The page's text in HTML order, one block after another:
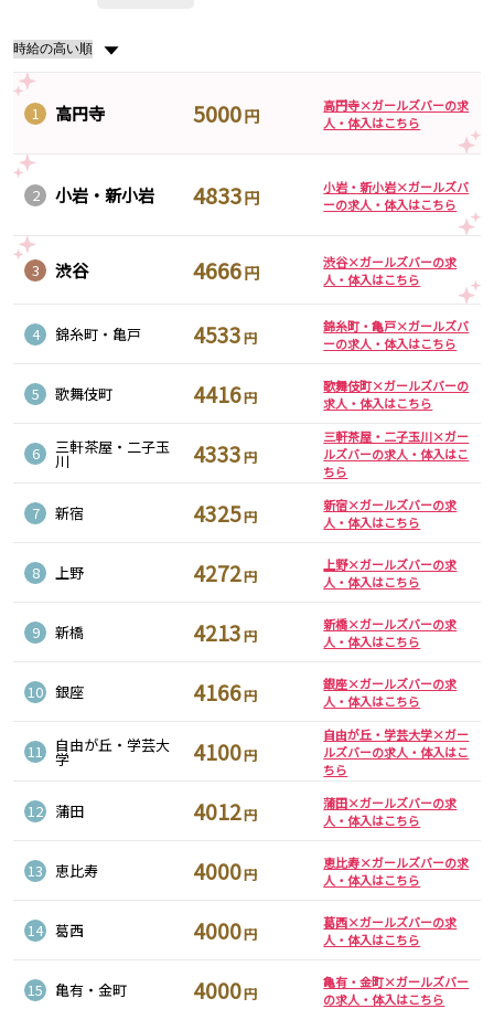
▼
1 高円寺 5000円
高円寺×ガールズバーの求
人・体入はこちら
2 小岩・新小岩 4833円
小岩・新小岩×ガールズバ
ーの求人・体入はこちら
3 渋谷 4666円
渋谷×ガールズバーの求
人・体入はこちら
4 錦糸町・亀戸 4533円
錦糸町・亀戸×ガールズバ
ーの求人・体入はこちら
5 歌舞伎町 4416円
歌舞伎町×ガールズバーの
求人・体入はこちら
6 三軒茶屋・二子玉
川 4333円
三軒茶屋・二子玉川×ガー
ルズバーの求人・体入はこ
ちら
7 新宿 4325円
新宿×ガールズバーの求
人・体入はこちら
8 上野 4272円
上野×ガールズバーの求
人・体入はこちら
9 新橋 4213円
新橋×ガールズバーの求
人・体入はこちら
10 銀座 4166円
銀座×ガールズバーの求
人・体入はこちら
11 自由が丘・学芸大
学 4100円
自由が丘・学芸大学×ガー
ルズバーの求人・体入はこ
ちら
12 蒲田 4012円
蒲田×ガールズバーの求
人・体入はこちら
13 恵比寿 4000円
恵比寿×ガールズバーの求
人・体入はこちら
14 葛西 4000円
葛西×ガールズバーの求
人・体入はこちら
15 亀有・金町 4000円
亀有・金町×ガールズバー
の求人・体入はこちら
町田駅
新横浜駅
淵野辺駅
渋谷駅
溝の口駅
藤が丘駅
用賀駅
宮前平駅
桜新町駅
東急世田谷線
下高井戸駅
宮の坂駅
立川駅
川崎駅
府中本町駅
武蔵新城駅
新橋駅
横浜駅
戸塚駅
東戸塚駅
鎌倉駅
JR埼京線